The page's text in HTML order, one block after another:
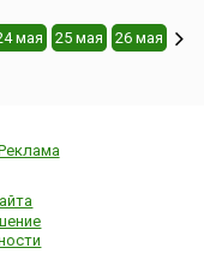
мая 25 мая 26 мая